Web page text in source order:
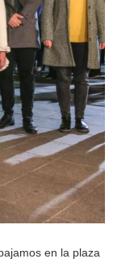
en la plaza